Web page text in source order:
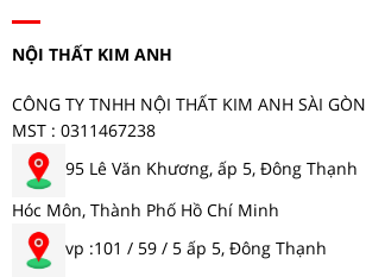
NỘI THẤT KIM ANH
CÔNG TY TNHH NỘI THẤT KIM ANH SÀI GÒN
MST : 0311467238
95 Lê Văn Khương, ấp 5, Đông Thạnh
Hóc Môn, Thành Phố Hồ Chí Minh
vp :101 / 59 / 5 ấp 5, Đông Thạnh